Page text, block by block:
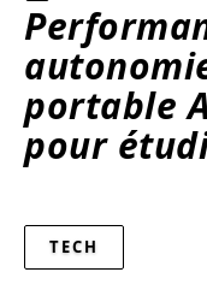
portable
pour
TECH